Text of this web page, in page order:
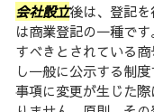
会社設立後は、登記を
は商業登記の一種で
すべきとされている
し一般に公示する制
事項に変更が生じた